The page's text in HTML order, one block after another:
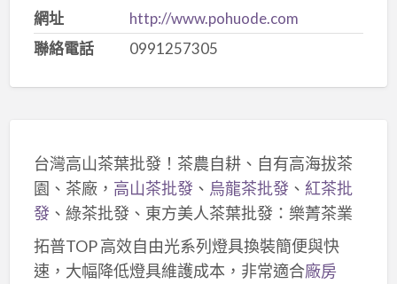
網址
http://www.pohuode.com
聯絡電話
0991257305
台灣高山茶葉批發！茶農自耕、自有高海拔茶
園、茶廠， 高山茶批發、 烏龍茶批發、 紅茶批
發、綠茶批發、東方美人茶葉批發：樂菁茶業
拓普TOP 高效自由光系列燈具換裝簡便與快
速，大幅降低燈具維護成本，非常適合廠房